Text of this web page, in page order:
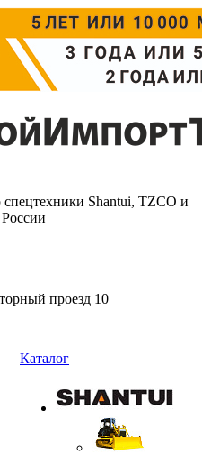
Shantui, TZCO и
проезд 10
Каталог